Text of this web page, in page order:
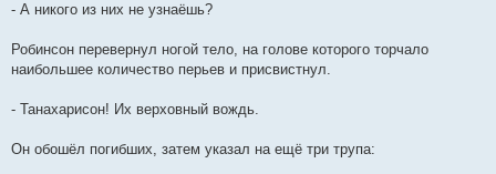
- А никого из них не узнаёшь?
Робинсон перевернул ногой тело, на голове которого торчало
наибольшее количество перьев и присвистнул.
- Танахарисон! Их верховный вождь.
Он обошёл погибших, затем указал на ещё три трупа: